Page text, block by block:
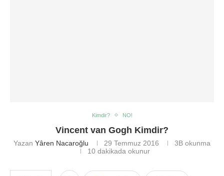
Kimdir? NO!
Vincent van Gogh Kimdir?
Yazan Yâren Nacaroğlu 29 Temmuz 2016 3B okunma
10 dakikada okunur